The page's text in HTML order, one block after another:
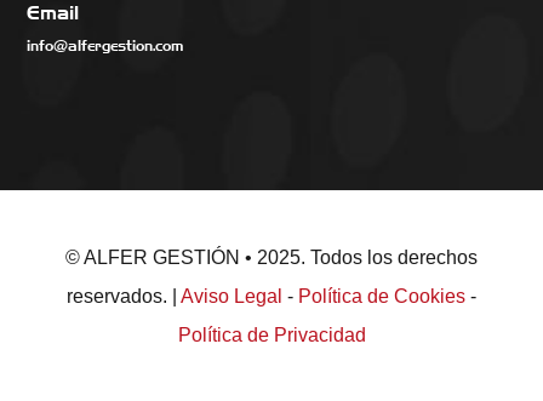
Email
info@alfergestion.com
© ALFER GESTIÓN • 2025. Todos los derechos
reservados. | Aviso Legal - Política de Cookies -
Política de Privacidad